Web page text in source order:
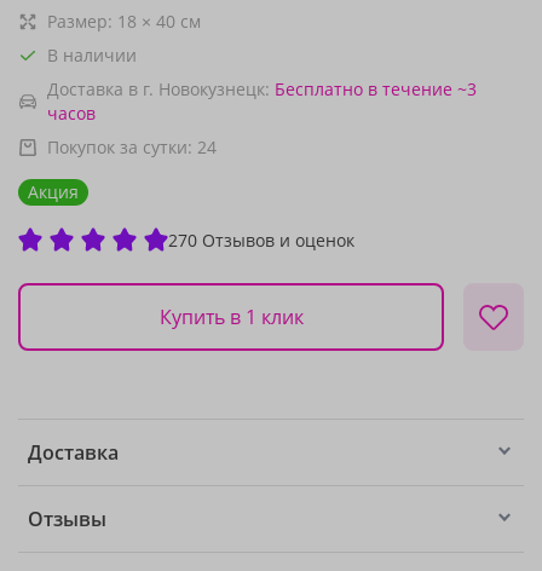
Размер: 18 × 40 см
В наличии
Доставка в г. Новокузнецк: Бесплатно в течение ~3
часов
Покупок за сутки: 24
Акция
270 Отзывов и оценок
Купить в 1 клик
Доставка
Отзывы